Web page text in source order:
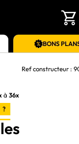
BONS
Ref constructeur :
à 36x
?